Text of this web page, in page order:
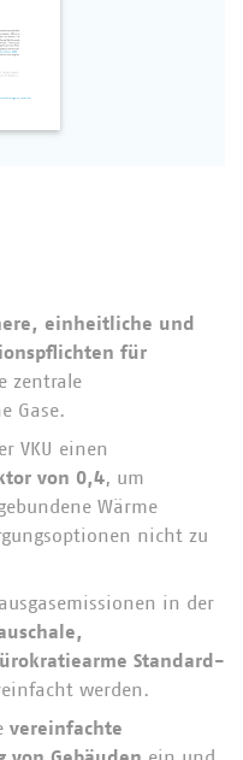
einheitliche und
für
zentrale
Gase.
VKU einen
von 0,4, um
Wärme
nicht zu
in der
Standard-
werden.
vereinfachte